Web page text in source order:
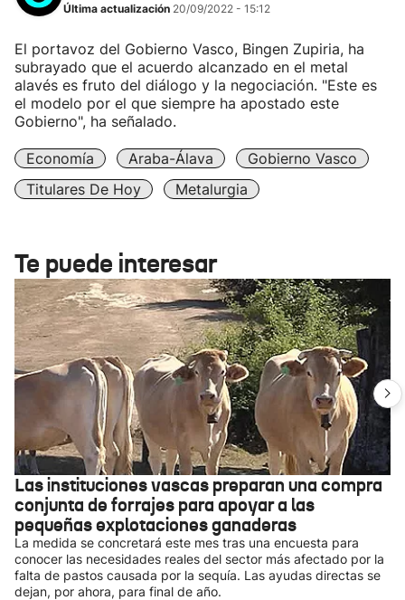
Última actualización 20/09/2022 - 15:12
El portavoz del Gobierno Vasco, Bingen Zupiria, ha
subrayado que el acuerdo alcanzado en el metal
alavés es fruto del diálogo y la negociación. "Este es
el modelo por el que siempre ha apostado este
Gobierno", ha señalado.
Economía Araba-Álava
Gobierno Vasco
Titulares De Hoy
Metalurgia
Te puede interesar
Las instituciones vascas preparan una compra
conjunta de forrajes para apoyar a las
pequeñas explotaciones ganaderas
La medida se concretará este mes tras una encuesta para
conocer las necesidades reales del sector más afectado por la
falta de pastos causada por la sequía. Las ayudas directas se
dejan, por ahora, para final de año.